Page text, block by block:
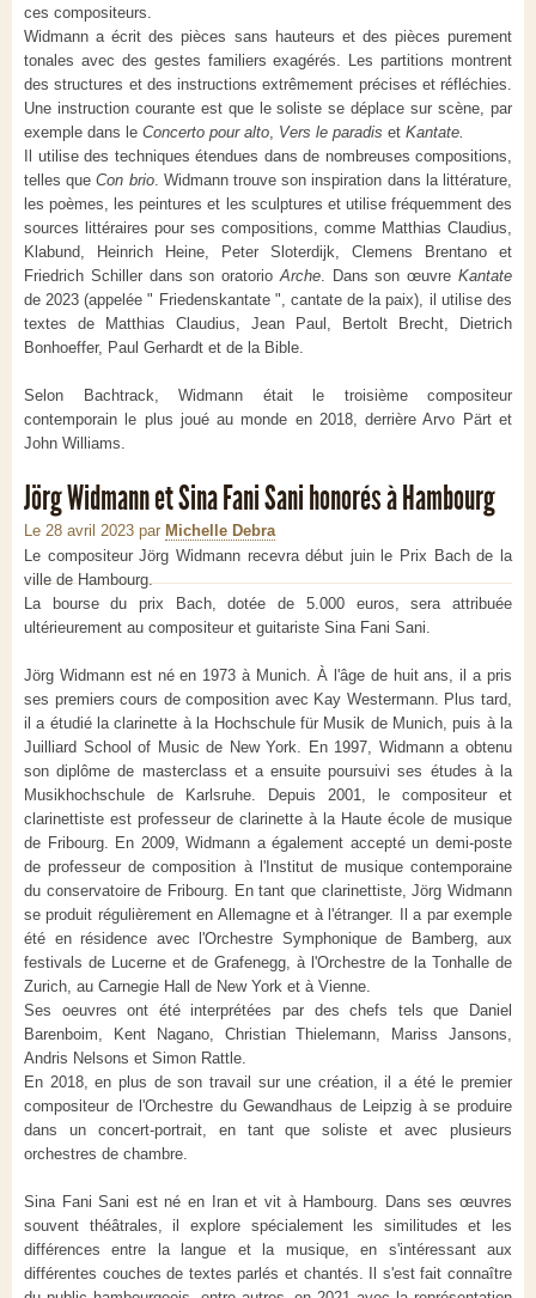
ces compositeurs.
Widmann a écrit des pièces sans hauteurs et des pièces purement
tonales avec des gestes familiers exagérés. Les partitions montrent
des structures et des instructions extrêmement précises et réfléchies.
Une instruction courante est que le soliste se déplace sur scène, par
exemple dans le Concerto pour alto, Vers le paradis et Kantate.
Il utilise des techniques étendues dans de nombreuses compositions,
telles que Con brio. Widmann trouve son inspiration dans la littérature,
les poèmes, les peintures et les sculptures et utilise fréquemment des
sources littéraires pour ses compositions, comme Matthias Claudius,
Klabund, Heinrich Heine, Peter Sloterdijk, Clemens Brentano et
Friedrich Schiller dans son oratorioArche. Dans son œuvreKantate
de 2023 (appelée " Friedenskantate ", cantate de la paix), il utilise des
textes de Matthias Claudius, Jean Paul, Bertolt Brecht, Dietrich
Bonhoeffer, Paul Gerhardt et de la Bible.
Selon Bachtrack, Widmann était le troisième compositeur
contemporain le plus joué au monde en 2018, derrière Arvo Pärt et
John Williams.
Jörg Widmann et Sina Fani Sani honorés à Hambourg
Le 28 avril 2023 par Michelle Debra
Le compositeur Jörg Widmann recevra début juin le Prix Bach de la
ville de Hambourg.
La bourse du prix Bach, dotée de 5.000 euros, sera attribuée
ultérieurement au compositeur et guitariste Sina Fani Sani.
Jörg Widmann est né en 1973 à Munich. À l'âge de huit ans, il a pris
ses premiers cours de composition avec Kay Westermann. Plus tard,
il a étudié la clarinette à la Hochschule für Musik de Munich, puis à la
Juilliard School of Music de New York. En 1997, Widmann a obtenu
son diplôme de masterclass et a ensuite poursuivi ses études à la
Musikhochschule de Karlsruhe. Depuis 2001, le compositeur et
clarinettiste est professeur de clarinette à la Haute école de musique
de Fribourg. En 2009, Widmann a également accepté un demi-poste
de professeur de composition à l'Institut de musique contemporaine
du conservatoire de Fribourg. En tant que clarinettiste, Jörg Widmann
se produit régulièrement en Allemagne et à l'étranger. Il a par exemple
été en résidence avec l'Orchestre Symphonique de Bamberg, aux
festivals de Lucerne et de Grafenegg, à l'Orchestre de la Tonhalle de
Zurich, au Carnegie Hall de New York et à Vienne.
Ses oeuvres ont été interprétées par des chefs tels que Daniel
Barenboim, Kent Nagano, Christian Thielemann, Mariss Jansons,
Andris Nelsons et Simon Rattle.
En 2018, en plus de son travail sur une création, il a été le premier
compositeur de l'Orchestre du Gewandhaus de Leipzig à se produire
dans un concert-portrait, en tant que soliste et avec plusieurs
orchestres de chambre.
Sina Fani Sani est né en Iran et vit à Hambourg. Dans ses œuvres
souvent théâtrales, il explore spécialement les similitudes et les
différences entre la langue et la musique, en s'intéressant aux
différentes couches de textes parlés et chantés. Il s'est fait connaître